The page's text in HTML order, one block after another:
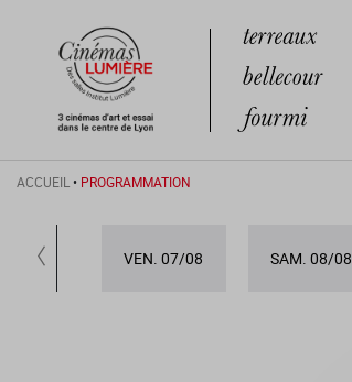
ACCUEIL • PROGRAMMATION
VEN. 07/08 SAM. 08/08